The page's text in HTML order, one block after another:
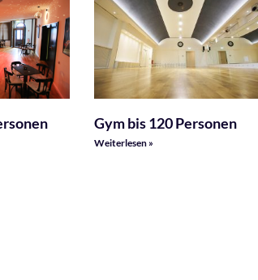
Gym bis 120 Personen
Weiterlesen »